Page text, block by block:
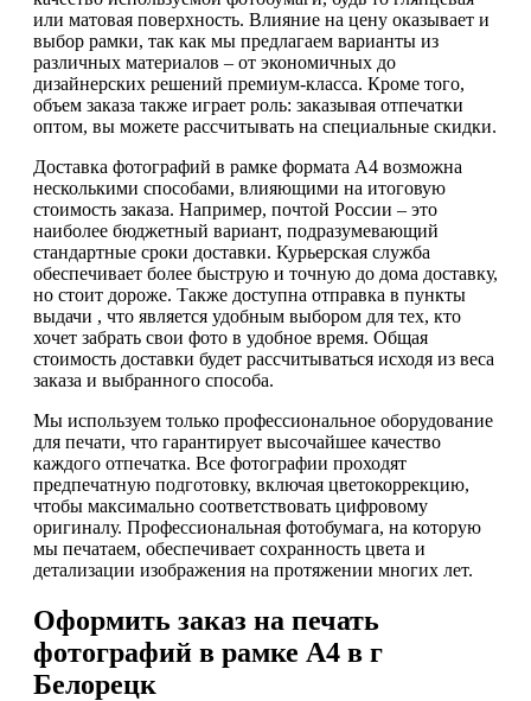
или матовая поверхность. Влияние на цену оказывает и
выбор рамки, так как мы предлагаем варианты из
различных материалов – от экономичных до
дизайнерских решений премиум-класса. Кроме того,
объем заказа также играет роль: заказывая отпечатки
оптом, вы можете рассчитывать на специальные скидки.
Доставка фотографий в рамке формата А4 возможна
несколькими способами, влияющими на итоговую
стоимость заказа. Например, почтой России – это
наиболее бюджетный вариант, подразумевающий
стандартные сроки доставки. Курьерская служба
обеспечивает более быструю и точную до дома доставку,
но стоит дороже. Также доступна отправка в пункты
выдачи , что является удобным выбором для тех, кто
хочет забрать свои фото в удобное время. Общая
стоимость доставки будет рассчитываться исходя из веса
заказа и выбранного способа.
Мы используем только профессиональное оборудование
для печати, что гарантирует высочайшее качество
каждого отпечатка. Все фотографии проходят
предпечатную подготовку, включая цветокоррекцию,
чтобы максимально соответствовать цифровому
оригиналу. Профессиональная фотобумага, на которую
мы печатаем, обеспечивает сохранность цвета и
детализации изображения на протяжении многих лет.
Оформить заказ на печать
фотографий в рамке А4 в г
Белорецк